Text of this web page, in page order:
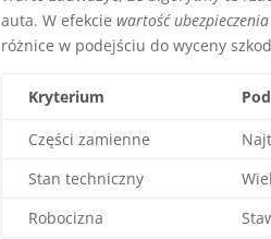
auta. W efekciewartość ubezpieczenia
różnice w podejściu do wyceny
Kryterium
Części zamienne
Stan techniczny
Robocizna